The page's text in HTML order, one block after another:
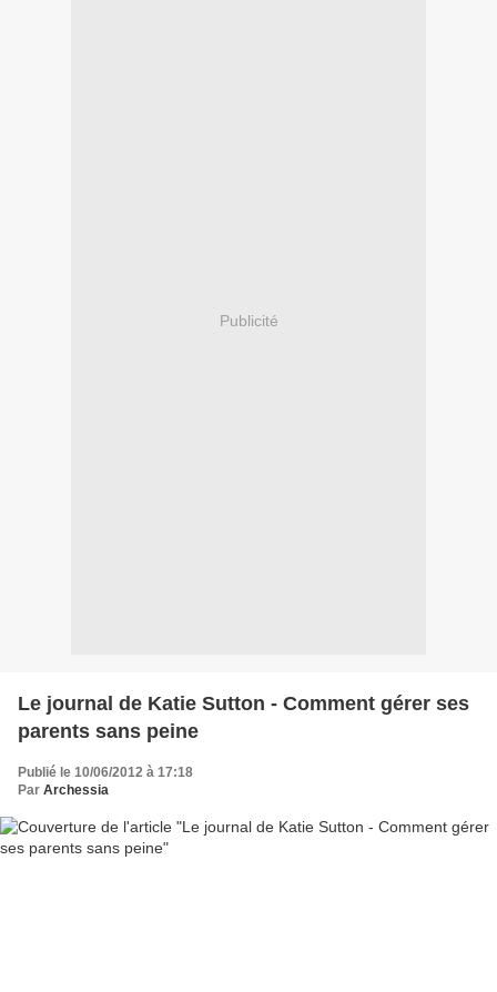
Publicité
Le journal de Katie Sutton - Comment gérer ses
parents sans peine
Publié le 10/06/2012 à 17:18
Par Archessia